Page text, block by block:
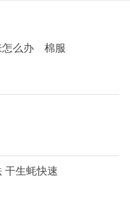
怎么办 棉服
干生蚝快速